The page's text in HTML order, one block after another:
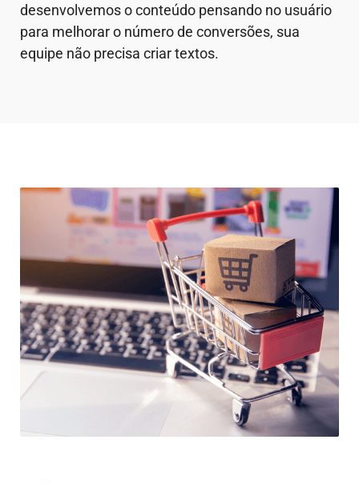
desenvolvemos o conteúdo pensando no usuário
para melhorar o número de conversões, sua
equipe não precisa criar textos.